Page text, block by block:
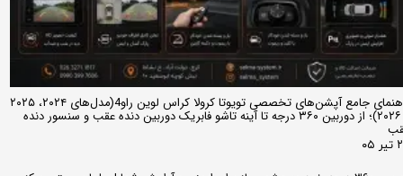
راهنمای جامع آپشن‌های تخصصی تویوتا کرولا کراس لوین راو4(مدل‌های ۲۰۲۴، ۲۰۲۵
و ۲۰۲۶)؛ از دوربین ۳۶۰ درجه تا آینه تاشو فابریک دوربین دنده عقب و سنسور دنده